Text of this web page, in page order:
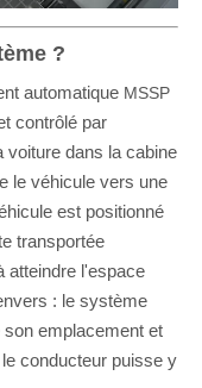
?
automatique MSSP
contrôlé par
voiture dans la cabine
le véhicule vers une
est positionné
transportée
atteindre l'espace
: le système
emplacement et
conducteur puisse y